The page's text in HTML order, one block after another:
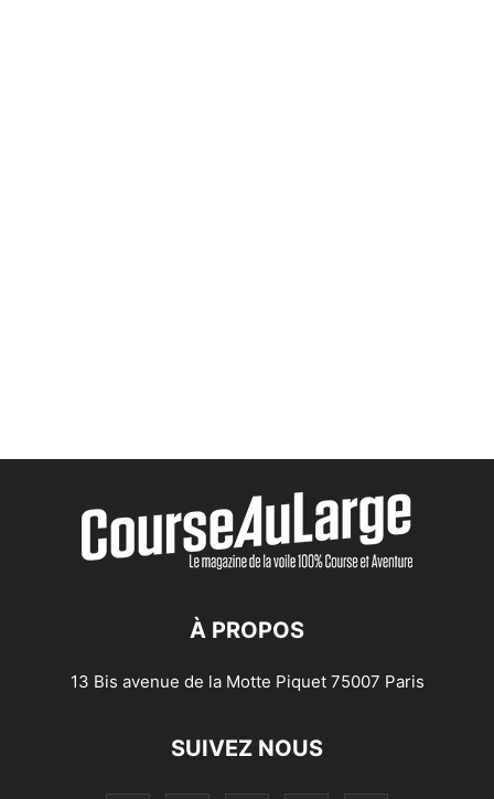
À PROPOS
13 Bis avenue de la Motte Piquet 75007 Paris
SUIVEZ NOUS